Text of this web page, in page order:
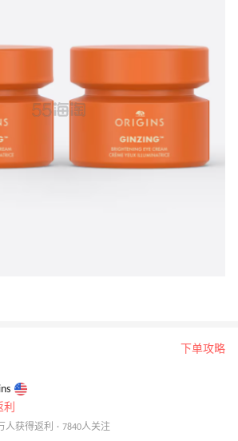
下单攻略
利
人获得返利 · 7840人关注